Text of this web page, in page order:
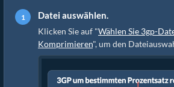
Datei auswählen.
Klicken Sie auf "Wählen Sie 3gp-
Komprimieren", um den